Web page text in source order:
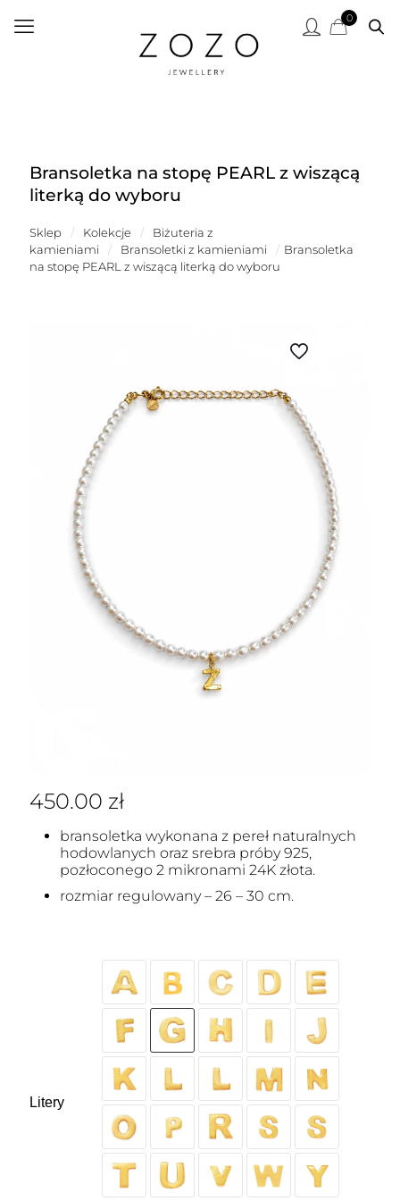
0
Bransoletka na stopę PEARL z wiszącą
literką do wyboru
Sklep / Kolekcje /
Biżuteria z
kamieniami
/ Bransoletki z kamieniami / Bransoletka
na stopę PEARL z wiszącą literką do wyboru
450.00 zł
bransoletka wykonana z pereł naturalnych
hodowlanych oraz srebra próby 925,
pozłoconego 2 mikronami 24K złota.
rozmiar regulowany – 26 – 30 cm.
Litery